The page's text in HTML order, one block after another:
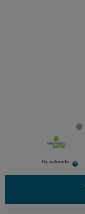
No valorado